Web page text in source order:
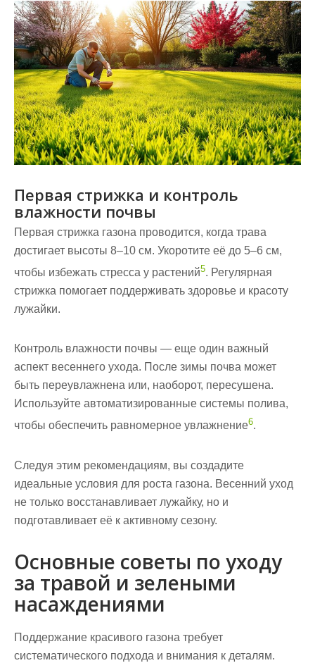
Первая стрижка и контроль
влажности почвы
Первая стрижка газона проводится, когда трава
достигает высоты 8–10 см. Укоротите её до 5–6 см,
чтобы избежать стресса у растений5. Регулярная
стрижка помогает поддерживать здоровье и красоту
лужайки.
Контроль влажности почвы — еще один важный
аспект весеннего ухода. После зимы почва может
быть переувлажнена или, наоборот, пересушена.
Используйте автоматизированные системы полива,
чтобы обеспечить равномерное увлажнение6.
Следуя этим рекомендациям, вы создадите
идеальные условия для роста газона. Весенний уход
не только восстанавливает лужайку, но и
подготавливает её к активному сезону.
Основные советы по уходу
за травой и зелеными
насаждениями
Поддержание красивого газона требует
систематического подхода и внимания к деталям.